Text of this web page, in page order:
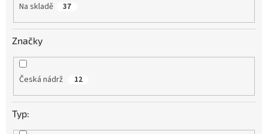
Na skladě 37
Značky
Česká nádrž 12
Typ: